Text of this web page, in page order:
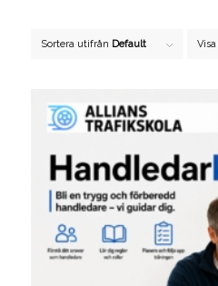
Sortera utifrån Default Visa